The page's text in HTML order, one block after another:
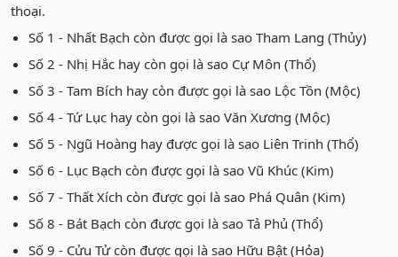
thoại.
Số 1 - Nhất Bạch còn được gọi là sao Tham Lang (Thủy)
Số 2 - Nhị Hắc hay còn gọi là sao Cự Môn (Thổ)
Số 3 - Tam Bích hay còn được gọi là sao Lộc Tồn (Mộc)
Số 4 - Tứ Lục hay còn gọi là sao Văn Xương (Mộc)
Số 5 - Ngũ Hoàng hay được gọi là sao Liên Trinh (Thổ)
Số 6 - Lục Bạch còn được gọi là sao Vũ Khúc (Kim)
Số 7 - Thất Xích còn được gọi là sao Phá Quân (Kim)
Số 8 - Bát Bạch còn được gọi là sao Tả Phủ (Thổ)
Số 9 - Cửu Tử còn được gọi là sao Hữu Bật (Hỏa)